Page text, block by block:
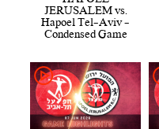
JERUSALEM vs.
Hapoel Tel-Aviv -
Condensed Game